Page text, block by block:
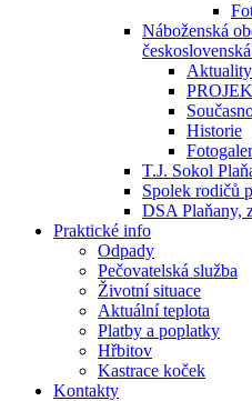
Náboženská
Aktuality
Historie
T.J. Sokol
Spolek rodičů
DSA Plaňany,
Praktické info
Odpady
Pečovatelská služba
Životní situace
Aktuální teplota
Platby a poplatky
Hřbitov
Kastrace koček
Kontakty